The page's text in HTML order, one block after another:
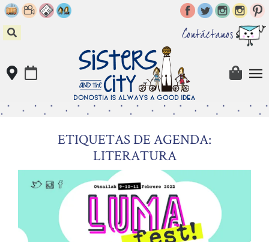
Skip
to
content
Contáctanos
ETIQUETAS DE AGENDA:
LITERATURA